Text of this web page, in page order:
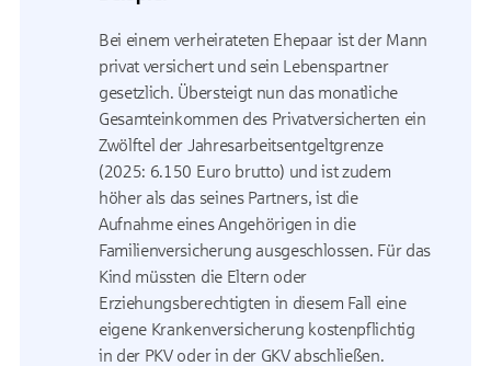
Bei einem verheirateten Ehepaar ist der Mann
privat versichert und sein Lebenspartner
gesetzlich. Übersteigt nun das monatliche
Gesamteinkommen des Privatversicherten ein
Zwölftel der Jahresarbeitsentgeltgrenze
(2025: 6.150 Euro brutto) und ist zudem
höher als das seines Partners, ist die
Aufnahme eines Angehörigen in die
Familienversicherung ausgeschlossen. Für das
Kind müssten die Eltern oder
Erziehungsberechtigten in diesem Fall eine
eigene Krankenversicherung kostenpflichtig
in der PKV oder in der GKV abschließen.